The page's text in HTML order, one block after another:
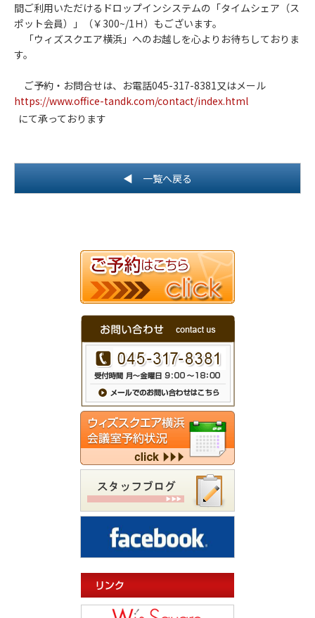
間ご利用いただけるドロップインシステムの「タイムシェア（ス
ポット会員）」（￥300~/1Ｈ）もございます。
「ウィズスクエア横浜」へのお越しを心よりお待ちしておりま
す。
ご予約・お問合せは、お電話045-317-8381又はメール
https://www.office-tandk.com/contact/index.html
にて承っております
◀ 一覧へ戻る